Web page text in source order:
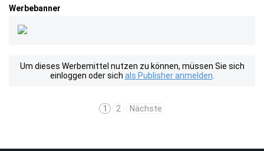
Werbebanner
Um dieses Werbemittel nutzen zu können, müssen Sie sich
einloggen oder sich als Publisher anmelden
1 2 Nächste